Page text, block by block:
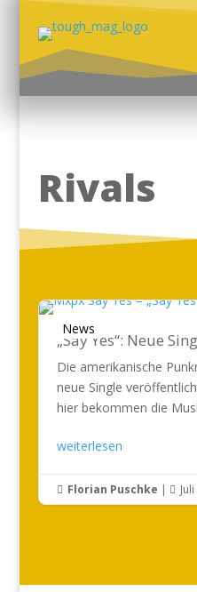
Rivals
News
„Say Yes“: Neue
Die amerikanische
neue Single
hier bekommen die
weiterlesen
 Florian Puschke | 